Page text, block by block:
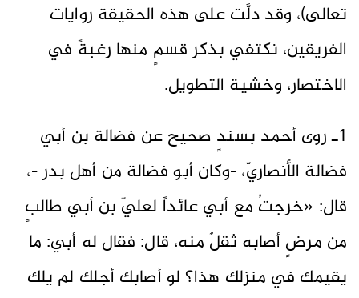
تعالى)، وقد دلَّت على هذه الحقيقة روايات
الفريقين، نكتفي بذكر قسمٍ منها رغبةً في
الاختصار، وخشية التطويل.
1ـ روى أحمد بسندٍ صحيح عن فضالة بن أبي
فضالة الأنصاريّ، -وكان أبو فضالة من أهل بدر -،
قال: «خرجتُ مع أبي عائداً لعليّ بن أبي طالبٍ
من مرضٍ أصابه ثقلٌ منه، قال: فقال له أبي: ما
يقيمك في منزلك هذا؟ لو أصابك أجلك لم يلك